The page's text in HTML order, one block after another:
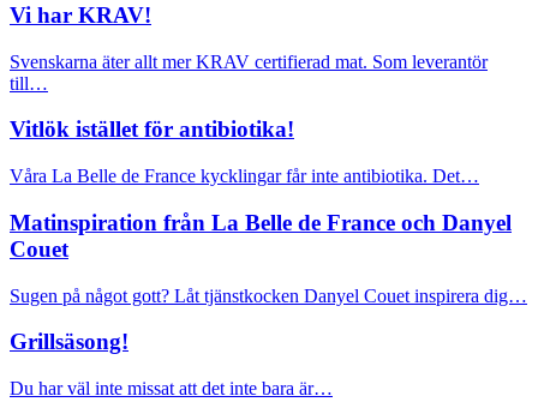
Vi har KRAV!
Svenskarna äter allt mer KRAV certifierad mat. Som leverantör
till…
Vitlök istället för antibiotika!
Våra La Belle de France kycklingar får inte antibiotika. Det…
Matinspiration från La Belle de France och Danyel
Couet
Sugen på något gott? Låt tjänstkocken Danyel Couet inspirera dig…
Grillsäsong!
Du har väl inte missat att det inte bara är…